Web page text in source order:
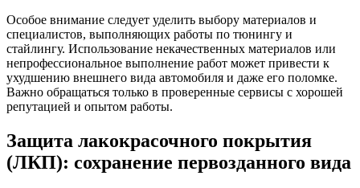
Особое внимание следует уделить выбору материалов и
специалистов, выполняющих работы по тюнингу и
стайлингу. Использование некачественных материалов или
непрофессиональное выполнение работ может привести к
ухудшению внешнего вида автомобиля и даже его поломке.
Важно обращаться только в проверенные сервисы с хорошей
репутацией и опытом работы.
Защита лакокрасочного покрытия
(ЛКП): сохранение первозданного вида